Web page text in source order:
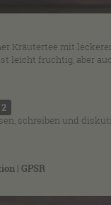
Kräutertee mit
leicht fruchtig, aber
2
schreiben und
| GPSR